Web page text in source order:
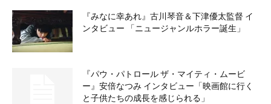
『みなに幸あれ』古川琴音＆下津優太監督 イ
ンタビュー 「ニュージャンルホラー誕生」
『パウ・パトロール ザ・マイティ・ムービ
ー』安倍なつみ インタビュー「映画館に行く
と子供たちの成長を感じられる」